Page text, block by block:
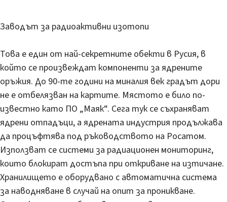
Заводът за радиоактивни изотопи
Това е един от най-секретните обекти в Русия, в
който се произвеждат компоненти за ядрените
оръжия. До 90-те години на миналия век градът дори
не е отбелязван на картите. Мястото е било по-
известно като ПО „Маяк“. Сега тук се съхраняват
ядрени отпадъци, а ядрената индустрия продължава
да процъфтява под ръководството на Росатом.
Използват се системи за радиационен мониторинг,
които блокират достъпа при откриване на изтичане.
Хранилището е оборудвано с автоматична система
за наводняване в случай на опит за проникване.